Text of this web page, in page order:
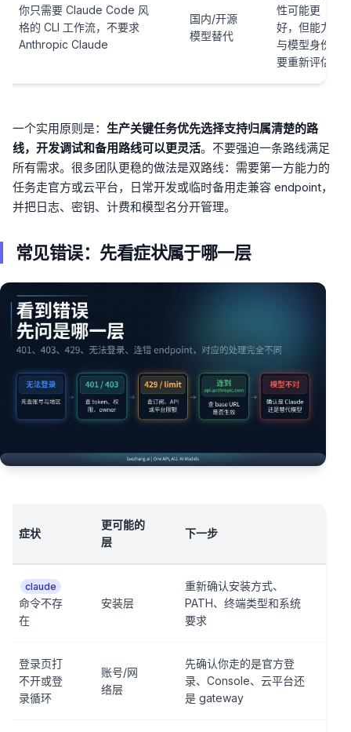
你只需要 Claude Code 风
格的 CLI 工作流，不要求
Anthropic Claude
国内/开源
模型替代
性可能更
好，但能力
与模型身份
要重新评估
一个实用原则是： 生产关键任务优先选择支持归属清楚的路
线，开发调试和备用路线可以更灵活。不要强迫一条路线满足
所有需求。很多团队更稳的做法是双路线：需要第一方能力的
任务走官方或云平台，日常开发或临时备用走兼容 endpoint，
并把日志、密钥、计费和模型名分开管理。
常见错误：先看症状属于哪一层
症状
更可能的
层
下一步
claude
命令不存
在
安装层
重新确认安装方式、
PATH、终端类型和系统
要求
登录页打
不开或登
录循环
账号/网
络层
先确认你走的是官方登
录、Console、云平台还
是 gateway